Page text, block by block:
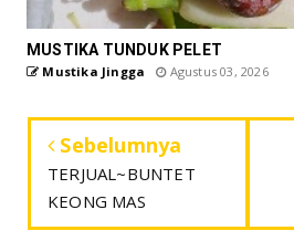
MUSTIKA TUNDUK PELET
Mustika Jingga Agustus 03, 2026
Sebelumnya
TERJUAL~BUNTET
KEONG MAS